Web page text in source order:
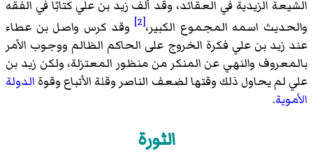
الشيعة الزيدية في العقائد، وقد ألف زيد بن علي كتابًا في الفقه
والحديث اسمه المجموع الكبير،[2]
وقد كرس واصل بن عطاء
عند زيد بن علي فكرة الخروج على الحاكم الظالم ووجوب الأمر
بالمعروف والنهي عن المنكر من منظور المعتزلة، ولكن زيد بن
علي لم يحاول ذلك وقتها لضعف الناصر وقلة الأتباع وقوة الدولة
الأموية.
الثورة